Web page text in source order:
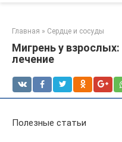
Главная » Сердце и сосуды
Мигрень у
лечение
Полезные статьи